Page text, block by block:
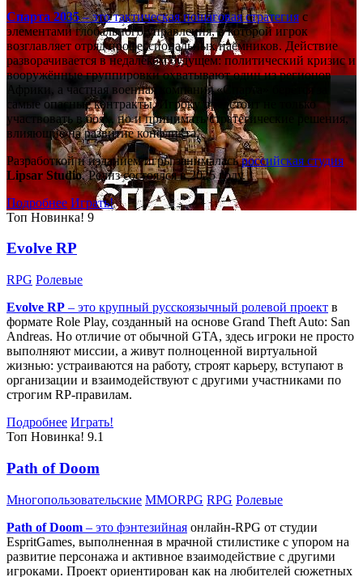
Спарта 2035– это тактическаяпошаговая стратегияс
элементами глобального управления, в которой игрок
возглавляет отряд профессиональных наёмников. Действие
разворачивается в недалёком будущем: политический кризис и
вооружённые группировки охватывают один из регионов
Африки, а частная военная компания «Спарта» берётся за
самые опасные контракты. Игроку предстоит не только
участвовать в боях, но и принимать стратегические решения,
влияющие на развитие конфликта.
Разработкой и изданием игры занималасьроссийская студия
Lipsar Studio. Релиз состоялся в 2025 году.
Подробнее Играть!
Топ Новинка! 9
Evolve RP
RPG Ролевые
Evolve RP – это крупный русскоязычный ролевой проект в
формате Role Play, созданный на основе Grand Theft Auto: San
Andreas. Но отличие от обычной GTA, здесь игроки не просто
выполняют миссии, а живут полноценной виртуальной
жизнью: устраиваются на работу, строят карьеру, вступают в
организации и взаимодействуют с другими участниками по
строгим RP-правилам.
Подробнее Играть!
Топ Новинка! 9.1
Path of Doom
Многопользовательские MMORPG RPG Ролевые
Path of Doom – это фэнтезийная онлайн-RPG от студии
EspritGames, выполненная в мрачной стилистике с упором на
развитие персонажа и активное взаимодействие с другими
игроками. Проект ориентирован как на любителей сюжетных